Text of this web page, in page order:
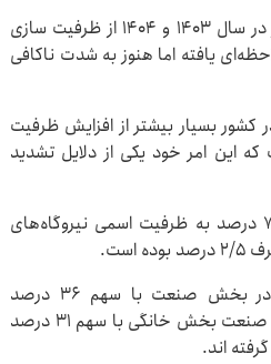
البته سهم انرژی‌های تجدیدپذیر در سال ۱۴۰۳ و ۱۴۰۴ از ظرفیت سازی
یافته اما هنوز به شدت ناکافی
بسیار بیشتر از افزایش ظرفیت
این امر خود یکی از دلایل تشدید
درحالی‌که در سال ۱۴۰۲ تنها ۷/۱ درصد به ظرفیت اسمی نیروگاه‌های
همچنین بیشترین برق کشور در بخش صنعت با سهم ۳۶ درصد
مصرف شده است. پس از بخش صنعت بخش خانگی با سهم ۳۱ درصد